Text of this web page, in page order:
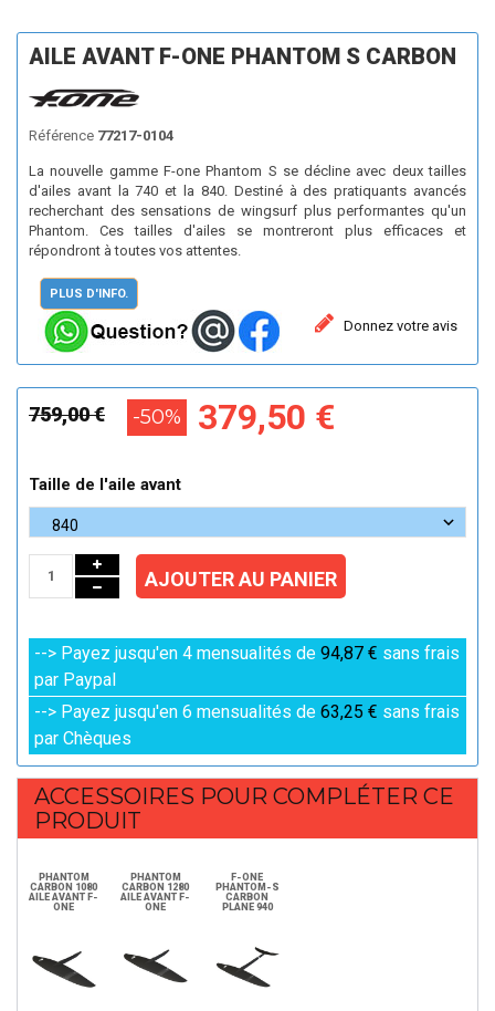
AILE AVANT F-ONE PHANTOM S CARBON
Référence 77217-0104
La nouvelle gamme F-one Phantom S se décline avec deux tailles
d'ailes avant la 740 et la 840. Destiné à des pratiquants avancés
recherchant des sensations de wingsurf plus performantes qu'un
Phantom. Ces tailles d'ailes se montreront plus efficaces et
répondront à toutes vos attentes.
PLUS D'INFO.
Donnez votre avis
759,00 € -50% 379,50 €
Taille de l'aile avant
AJOUTER AU PANIER
--> Payez jusqu'en 4 mensualités de 94,87 € sans frais
par Paypal
--> Payez jusqu'en 6 mensualités de 63,25 € sans frais
par Chèques
ACCESSOIRES POUR COMPLÉTER CE
PRODUIT
PHANTOM
CARBON 1080
AILE AVANT F-
ONE
PHANTOM
CARBON 1280
AILE AVANT F-
ONE
F-ONE
PHANTOM-S
CARBON
PLANE 940